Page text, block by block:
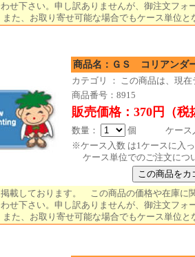
せ下さい。申し訳ありませんが、御注文フォ
た、お取り寄せ可能な場合でもケース単位と
商品名：ＧＳ コリアンダ
カテゴリ ： この商品は、現
商品番号：8915
販売価格：370円（税
数量：
個 ケース入
※ケース入数 は1ケースに入
ケース単位でのご注文につ
載しております。 この商品の価格や在庫に
せ下さい。申し訳ありませんが、御注文フォ
た、お取り寄せ可能な場合でもケース単位と